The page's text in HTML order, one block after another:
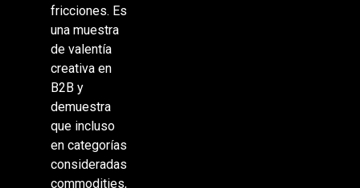
fricciones. Es
una muestra
de valentía
creativa en
B2B y
demuestra
que incluso
en categorías
consideradas
commodities,